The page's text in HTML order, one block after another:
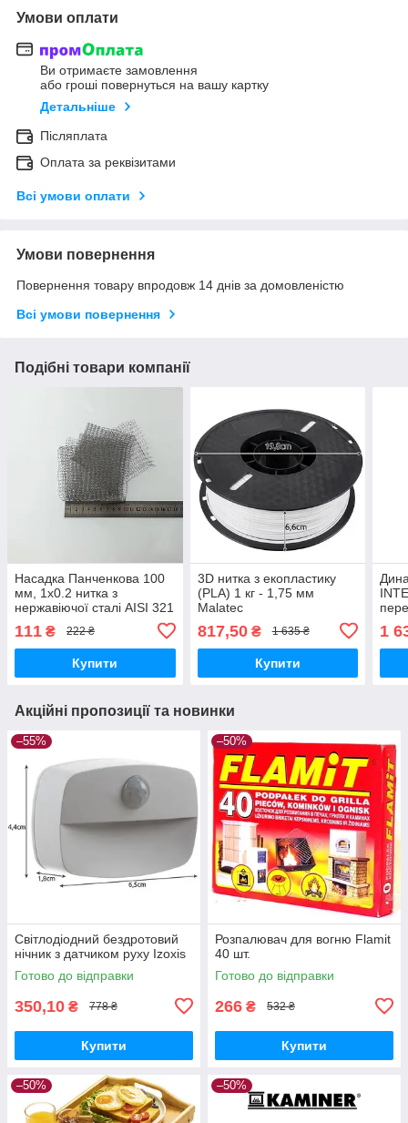
Умови оплати
Ви отримаєте замовлення
або гроші повернуться на вашу картку
Детальніше
Післяплата
Оплата за реквізитами
Всі умови оплати
Умови повернення
Повернення товару впродовж 14 днів за домовленістю
Всі умови повернення
Подібні товари компанії
Насадка Панченкова 100
мм, 1х0.2 нитка з
нержавіючої сталі AISI 321
покращення очищення
дистиляту
111 ₴ 222 ₴
Купити
3D нитка з екопластику
(PLA) 1 кг - 1,75 мм
Malatec
817,50₴ 1 635 ₴
Купити
1
Акційні пропозиції та новинки
–55%
Світлодіодний бездротовий
нічник з датчиком руху Izoxis
Готово до відправки
350,10 ₴ 778 ₴
Купити
–50%
Розпалювач для вогню Flamit
40 шт.
Готово до відправки
266 ₴ 532 ₴
Купити
–50% –50%